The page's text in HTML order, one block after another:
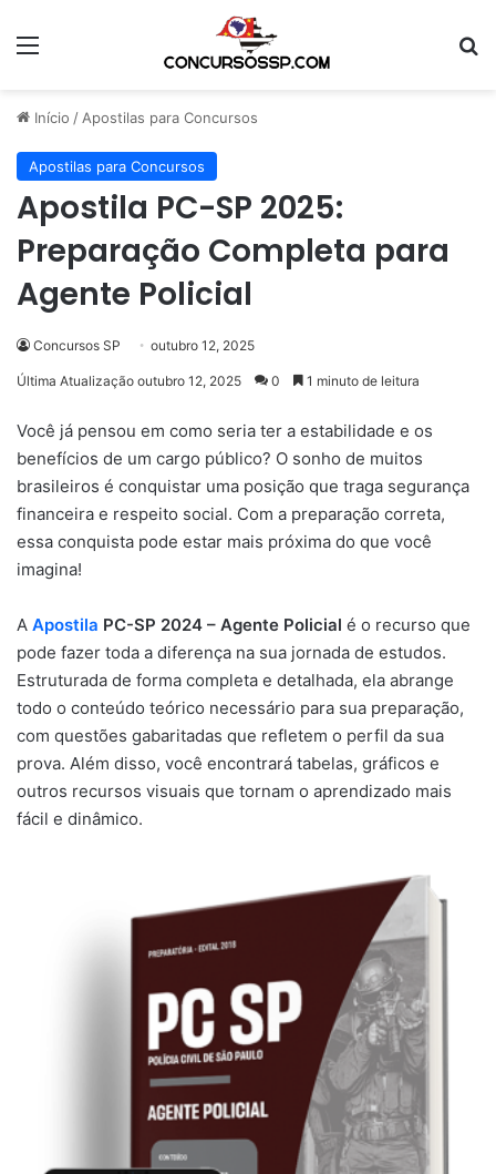
Menu
Início / Apostilas para Concursos
Apostilas para Concursos
Apostila PC-SP 2025:
Preparação Completa para
Agente Policial
Concursos SP outubro 12, 2025
Última Atualização outubro 12, 2025 0 1 minuto de leitura
Você já pensou em como seria ter a estabilidade e os
benefícios de um cargo público? O sonho de muitos
brasileiros é conquistar uma posição que traga segurança
financeira e respeito social. Com a preparação correta,
essa conquista pode estar mais próxima do que você
imagina!
A Apostila PC-SP 2024 – Agente Policial é o recurso que
pode fazer toda a diferença na sua jornada de estudos.
Estruturada de forma completa e detalhada, ela abrange
todo o conteúdo teórico necessário para sua preparação,
com questões gabaritadas que refletem o perfil da sua
prova. Além disso, você encontrará tabelas, gráficos e
outros recursos visuais que tornam o aprendizado mais
fácil e dinâmico.